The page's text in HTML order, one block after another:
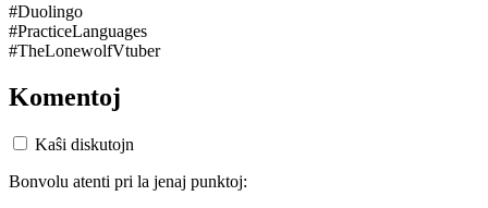
#Duolingo
#PracticeLanguages
#TheLonewolfVtuber
Komentoj
Kaŝi diskutojn
Bonvolu atenti pri la jenaj punktoj: